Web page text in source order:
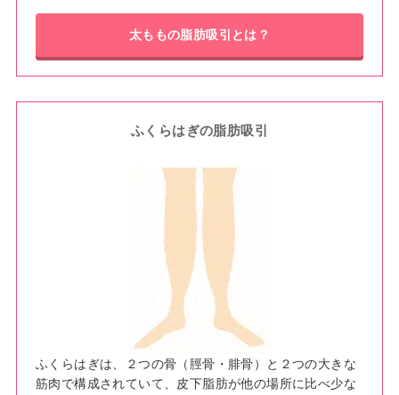
太ももの脂肪吸引とは？
ふくらはぎの脂肪吸引
ふくらはぎは、２つの骨（脛骨・腓骨）と２つの大きな
筋肉で構成されていて、皮下脂肪が他の場所に比べ少な